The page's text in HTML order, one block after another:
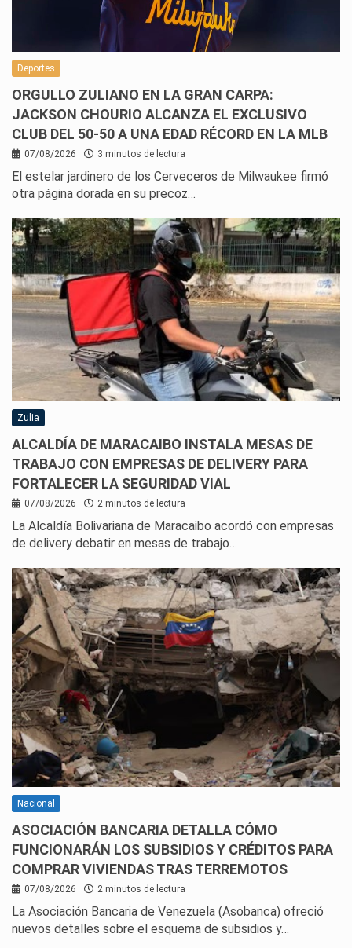
Deportes
ORGULLO ZULIANO EN LA GRAN CARPA:
JACKSON CHOURIO ALCANZA EL EXCLUSIVO
CLUB DEL 50-50 A UNA EDAD RÉCORD EN LA MLB
07/08/2026 3 minutos de lectura
El estelar jardinero de los Cerveceros de Milwaukee firmó
otra página dorada en su precoz…
Zulia
ALCALDÍA DE MARACAIBO INSTALA MESAS DE
TRABAJO CON EMPRESAS DE DELIVERY PARA
FORTALECER LA SEGURIDAD VIAL
07/08/2026 2 minutos de lectura
La Alcaldía Bolivariana de Maracaibo acordó con empresas
de delivery debatir en mesas de trabajo…
Nacional
ASOCIACIÓN BANCARIA DETALLA CÓMO
FUNCIONARÁN LOS SUBSIDIOS Y CRÉDITOS PARA
COMPRAR VIVIENDAS TRAS TERREMOTOS
07/08/2026 2 minutos de lectura
La Asociación Bancaria de Venezuela (Asobanca) ofreció
nuevos detalles sobre el esquema de subsidios y…